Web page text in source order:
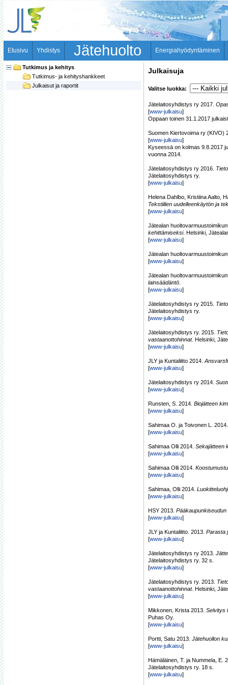
Etusivu Yhdistys Jätehuolto Energiahyödyntäminen
Tutkimus ja kehitys
Tutkimus- ja kehityshankkeet
Julkaisut ja raportit
Julkaisuja
Valitse luokka:
Jätelaitosyhdistys ry 2017.
[www-julkaisu]
Oppaan toinen 31.1.2017
Suomen Kiertovoima ry (KIVO)
[www-julkaisu]
Kyseessä on kolmas 9.8.2017
vuonna 2014.
Jätelaitosyhdistys ry 2016.
Jätelaitosyhdistys ry.
[www-julkaisu]
Helena Dahlbo, Kristiina Aalto,
Tekstiilien uudelleenkäytön ja
[www-julkaisu]
Jätealan
kehittämiseksi. Helsinki,
[www-julkaisu]
Jätealan
[www-julkaisu]
Jätealan
lainsäädäntö
[www-julkaisu]
Jätelaitosyhdistys ry 2015.
Jätelaitosyhdistys ry.
[www-julkaisu]
Jätelaitosyhdistys ry. 2015.
vastaanottohinnat. Helsinki,
[www-julkaisu]
JLY ja Kuntaliitto 2014.
[www-julkaisu]
Jätelaitosyhdistys ry 2014.
[www-julkaisu]
Runsten, S. 2014. Biojätteen
[www-julkaisu]
Sahimaa O. ja Toivonen L.
[www-julkaisu]
Sahimaa Olli 2014. Sekajätteen
[www-julkaisu]
Sahimaa Olli 2014.
[www-julkaisu]
Sahimaa, Olli 2014.
[www-julkaisu]
HSY 2013.
[www-julkaisu]
JLY ja Kuntaliitto. 2013. Parasta
[www-julkaisu]
Jätelaitosyhdistys ry 2013.
Jätelaitosyhdistys ry. 32 s.
[www-julkaisu]
Jätelaitosyhdistys ry. 2013.
vastaanottohinnat. Helsinki,
[www-julkaisu]
Mikkonen, Krista 2013. Selvitys
Puhas Oy.
[www-julkaisu]
Portti, Satu 2013. Jätehuollon
[www-julkaisu]
Hämäläinen, T. ja Nummela, E.
Jätelaitosyhdistys ry. 18 s.
[www-julkaisu]